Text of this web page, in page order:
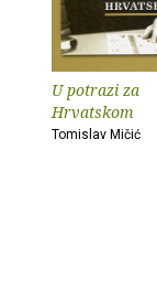
U potrazi za
Hrvatskom
Tomislav Mičić